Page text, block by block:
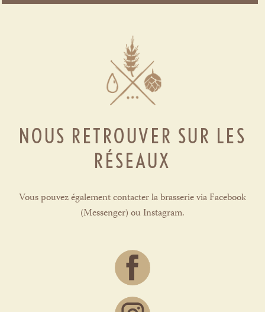
NOUS RETROUVER SUR LES
RÉSEAUX
Vous pouvez également contacter la brasserie via Facebook
(Messenger) ou Instagram.